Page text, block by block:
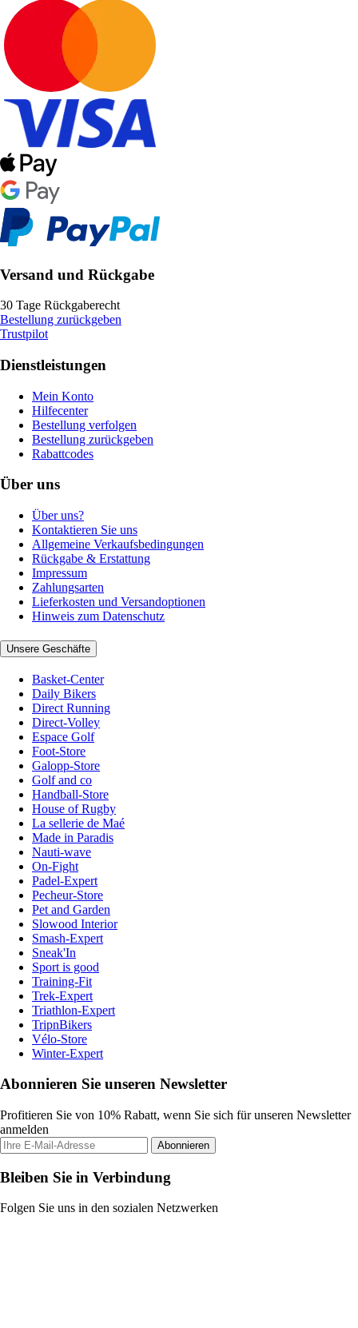
Versand und Rückgabe
30 Tage Rückgaberecht
Bestellung zurückgeben
Trustpilot
Dienstleistungen
Mein Konto
Hilfecenter
Bestellung verfolgen
Bestellung zurückgeben
Rabattcodes
Über uns
Über uns?
Kontaktieren Sie uns
Allgemeine Verkaufsbedingungen
Rückgabe & Erstattung
Impressum
Zahlungsarten
Lieferkosten und Versandoptionen
Hinweis zum Datenschutz
Unsere Geschäfte
Basket-Center
Daily Bikers
Direct Running
Direct-Volley
Espace Golf
Foot-Store
Galopp-Store
Golf and co
Handball-Store
House of Rugby
La sellerie de Maé
Made in Paradis
Nauti-wave
On-Fight
Padel-Expert
Pecheur-Store
Pet and Garden
Slowood Interior
Smash-Expert
Sneak'In
Sport is good
Training-Fit
Trek-Expert
Triathlon-Expert
TripnBikers
Vélo-Store
Winter-Expert
Abonnieren Sie unseren Newsletter
Profitieren Sie von 10% Rabatt, wenn Sie sich für unseren Newsletter
anmelden
Abonnieren
Bleiben Sie in Verbindung
Folgen Sie uns in den sozialen Netzwerken